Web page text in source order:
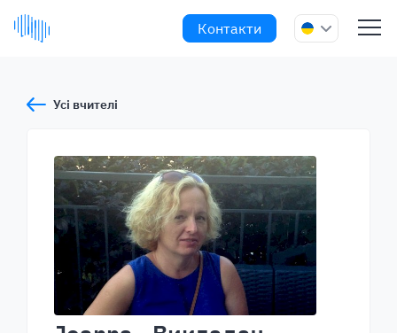
Контакти
Усі вчителі